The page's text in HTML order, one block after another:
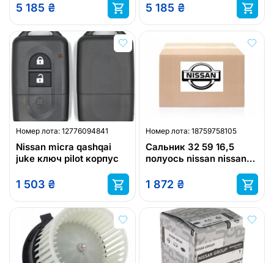
5 185 ₴ 5 185 ₴
Номер лота: 12776094841
Nissan micra qashqai
juke ключ pilot корпус
1 503 ₴
Номер лота: 18759758105
Сальник 32 59 16,5
полуось nissan nissan
1 872 ₴